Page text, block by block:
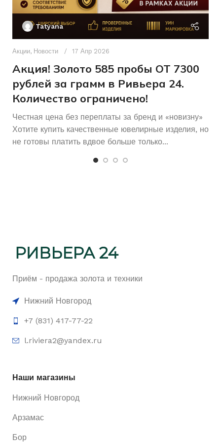
КОЛИЧЕСТВО КАМНЕЙ
Без
Tatyana
Акции, Новости 17 Апр 2026
Акция! Золото 585 пробы ОТ 7300
рублей за грамм в Ривьера 24.
Количество ограничено!
Честная цена без переплаты за бренд и «новизну»
Хотите купить качественные ювелирные изделия, но
не готовы платить вдвое больше только...
Приём - продажа золота и техники
Нижний Новгород
+7 (831) 417-77-22
l.riviera2@yandex.ru
Наши магазины
Нижний Новгород
Арзамас
Бор